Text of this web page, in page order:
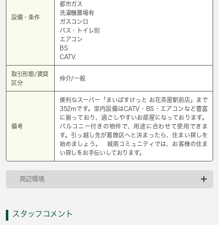
設備・条件
都市ガス
洗濯機置場有
ガスコンロ
バス・トイレ別
エアコン
BS
CATV
取引形態/賃貸
区分
仲介/一般
備考
便利なスーパー「まいばすけっと お花茶屋駅前店」まで
352mです。室内設備はCATV・BS・エアコンなど豊富
に揃っており、過ごしやすいお部屋になっております。
バルコニー付きの物件で、用途に合わせて使用できま
す。引っ越し先が葛飾区へと決まったら、住まい探しを
始めましょう。 城南コミュニティでは、お客様の住ま
い探しをお手伝いしております。
周辺環境
スタッフコメント